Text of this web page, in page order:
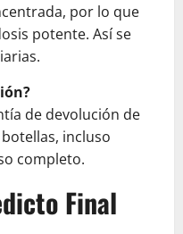
por lo que
potente. Así se
de devolución de
incluso
completo.
Final